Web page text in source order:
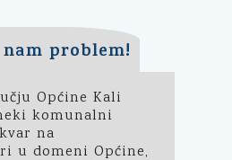
problem!
Općine Kali
komunalni
na
u domeni Općine,